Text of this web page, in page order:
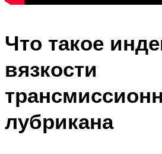
Что такое
вязкости
лубрикана